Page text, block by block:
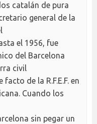
catalán de pura
general de la
el 1956, fue
del Barcelona
civil
de la R.F.E.F. en
Cuando los
sin pegar un